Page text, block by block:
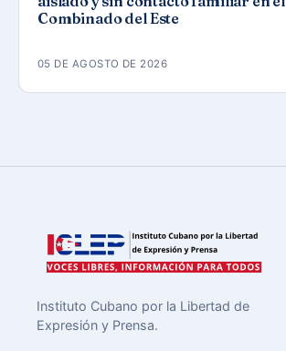
Combinado del Este
05 DE AGOSTO DE 2026
Instituto Cubano por la Libertad de
Expresión y Prensa.